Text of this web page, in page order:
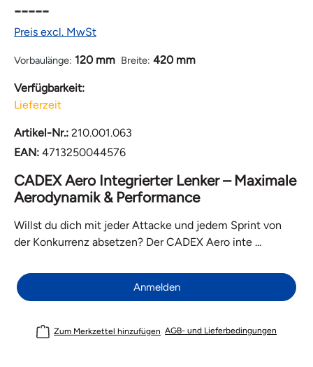
-----
Preis excl. MwSt
Vorbaulänge: 120 mm Breite: 420 mm
Verfügbarkeit:
Lieferzeit
Artikel-Nr.: 210.001.063
EAN: 4713250044576
CADEX Aero Integrierter Lenker – Maximale
Aerodynamik & Performance
Willst du dich mit jeder Attacke und jedem Sprint von
der Konkurrenz absetzen? Der CADEX Aero inte ...
Anmelden
Zum Merkzettel hinzufügen AGB- und Lieferbedingungen